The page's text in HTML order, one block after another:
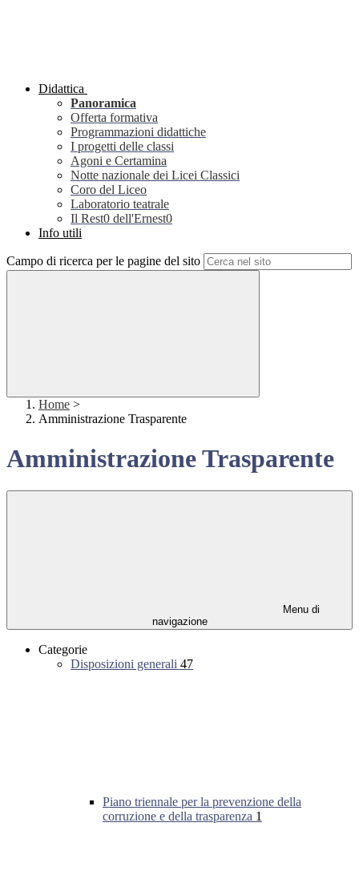
Didattica
Panoramica
Offerta formativa
Programmazioni didattiche
I progetti delle classi
Agoni e Certamina
Notte nazionale dei Licei Classici
Coro del Liceo
Laboratorio teatrale
Il Rest0 dell'Ernest0
Info utili
Campo di ricerca per le pagine del sito
Home >
Amministrazione Trasparente
Amministrazione Trasparente
Menu di
navigazione
Categorie
Disposizioni generali 47
Piano triennale per la prevenzione della
corruzione e della trasparenza 1